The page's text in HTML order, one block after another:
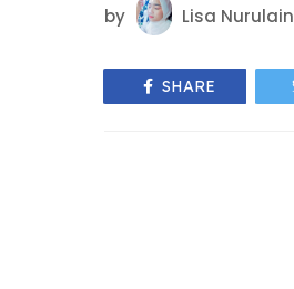
by Lisa Nurulain
SHARE